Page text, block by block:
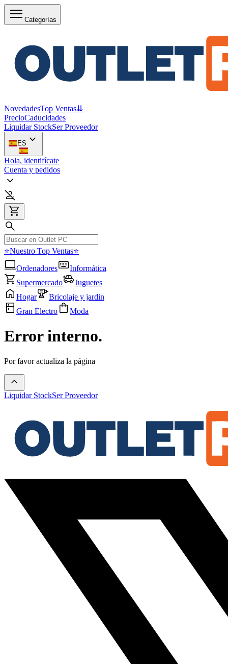
Categorías
NovedadesTop Ventas⇊
PrecioCaducidades
Liquidar StockSer Proveedor
ES
Hola, identifícate
Cuenta y pedidos
⭐Nuestro Top Ventas⭐
Ordenadores
Informática
Supermercado
Juguetes
Hogar
Bricolaje y jardin
Gran Electro
Moda
Error interno.
Por favor actualiza la página
Liquidar StockSer Proveedor